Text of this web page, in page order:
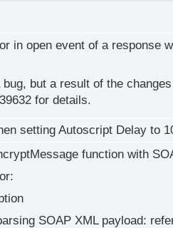
in open event of a response
but a result of the
for details.
setting Autoscript Delay to
function with
SOAP XML payload: